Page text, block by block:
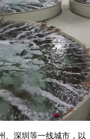
深圳等一线城市，以